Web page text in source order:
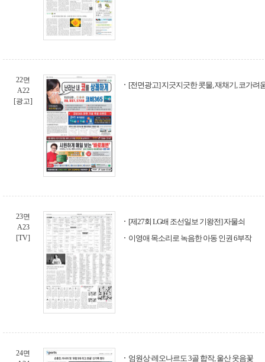
22면
A22
[광고]
[전면광고] 지긋지긋한 콧물, 재채기, 코가려
23면
A23
[TV]
[제27회 LG배 조선일보 기왕전] 자물쇠
이영애 목소리로 녹음한 아동 인권 6부작
24면
엄원상·레오나르도 3골 합작, 울산 웃음꽃